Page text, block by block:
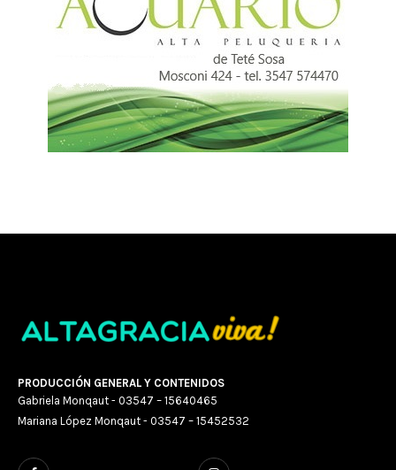
PRODUCCIÓN GENERAL Y CONTENIDOS
Gabriela Monqaut - 03547 – 15640465
Mariana López Monqaut - 03547 – 15452532